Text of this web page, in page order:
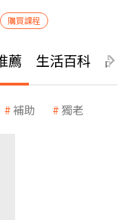
購買課程
薦 生活百科
補助 獨老